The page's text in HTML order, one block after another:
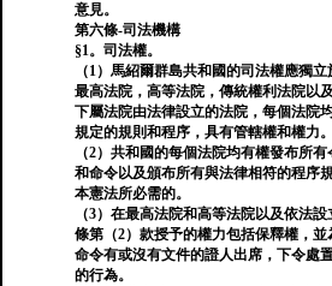
意見。
第六條-司法機構
§1。司法權。
（1）馬紹爾群島共和國的司法權應獨
最高法院，高等法院，傳統權利法院以
下屬法院由法律設立的法院，每個法院
規定的規則和程序，具有管轄權和權力。
（2）共和國的每個法院均有權發布所
和命令以及頒布所有與法律相符的程序
本憲法所必需的。
（3）在最高法院和高等法院以及依法
條第（2）款授予的權力包括保釋權，
命令有或沒有文件的證人出席，下令處
的行為。